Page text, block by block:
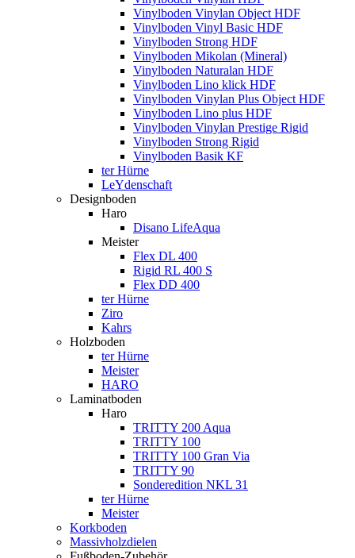
Vinylboden Vinylan Object HDF
Vinylboden Vinyl Basic HDF
Vinylboden Strong HDF
Vinylboden Mikolan (Mineral)
Vinylboden Naturalan HDF
Vinylboden Lino klick HDF
Vinylboden Vinylan Plus Object HDF
Vinylboden Lino plus HDF
Vinylboden Vinylan Prestige Rigid
Vinylboden Strong Rigid
Vinylboden Basik KF
ter Hürne
LeYdenschaft
Designboden
Haro
Disano LifeAqua
Meister
Flex DL 400
Rigid RL 400 S
Flex DD 400
ter Hürne
Ziro
Kahrs
Holzboden
ter Hürne
Meister
HARO
Laminatboden
Haro
TRITTY 200 Aqua
TRITTY 100
TRITTY 100 Gran Via
TRITTY 90
Sonderedition NKL 31
ter Hürne
Meister
Korkboden
Massivholzdielen